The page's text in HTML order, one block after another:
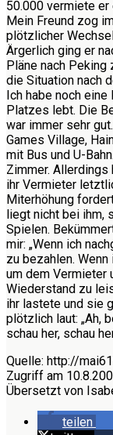
50.000 vermiete er
Mein Freund zog
plötzlicher
Ärgerlich ging er
Pläne nach Peking
die Situation nach
Ich habe noch eine
Platzes lebt. Die
war immer sehr
Games Village,
mit Bus und U-
Zimmer.
ihr Vermieter
Miterhöhung
liegt nicht bei ihm,
Spielen.
mir: „Wenn ich
zu bezahlen.
um dem Vermieter
Wiederstand zu
ihr lastete und sie
plötzlich laut: „Ah,
schau her, schau
Quelle: http://
Zugriff am
Übersetzt von
teilen